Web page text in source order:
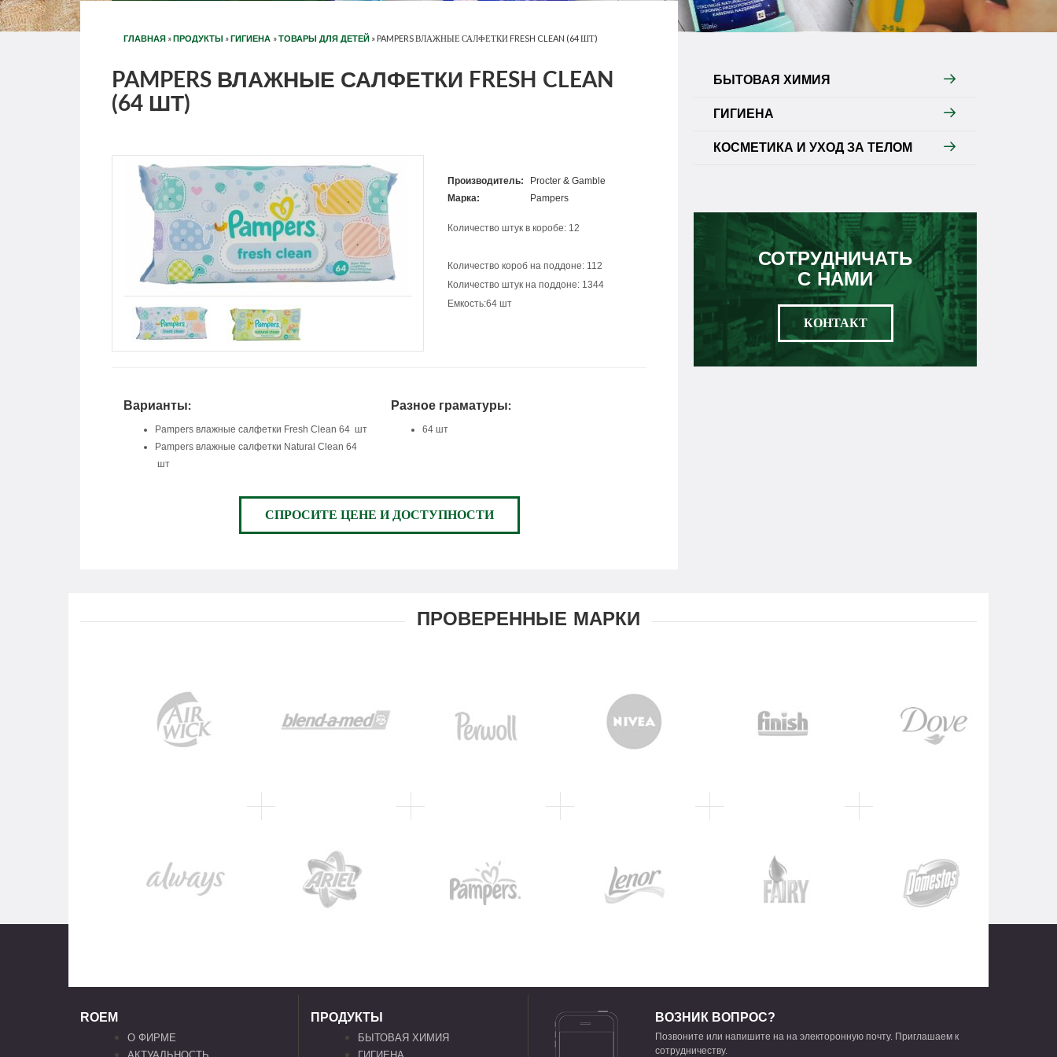
ГЛАВНАЯ »ПРОДУКТЫ »ГИГИЕНА »ТОВАРЫ ДЛЯ ДЕТЕЙ » PAMPERS ВЛАЖНЫЕ САЛФЕТКИ FRESH CLEAN (64 ШТ)
PAMPERS ВЛАЖНЫЕ САЛФЕТКИ FRESH CLEAN
(64 ШТ)
Производитель:
Procter & Gamble
Марка:
Pampers
Количество штук в коробе: 12
Количество короб на поддоне: 112
Количество штук на поддоне: 1344
Емкость:64 шт
Варианты:
Pampers влажные салфетки Fresh Clean 64 шт
Pampers влажные салфетки Natural Clean 64
шт
Разное граматуры:
64 шт
СПРОСИТЕ ЦЕНЕ И ДОСТУПНОСТИ
БЫТОВАЯ ХИМИЯ
ГИГИЕНА
КОСМЕТИКА И УХОД ЗА ТЕЛОМ
СОТРУДНИЧАТЬ
С НАМИ
КОНТАКТ
ПРОВЕРЕННЫЕ МАРКИ
ROEM
О ФИРМЕ
ПРОДУКТЫ
БЫТОВАЯ ХИМИЯ
ВОЗНИК ВОПРОС?
Позвоните или напишите на на электоронную почту. Приглашаем к
сотрудничеству.